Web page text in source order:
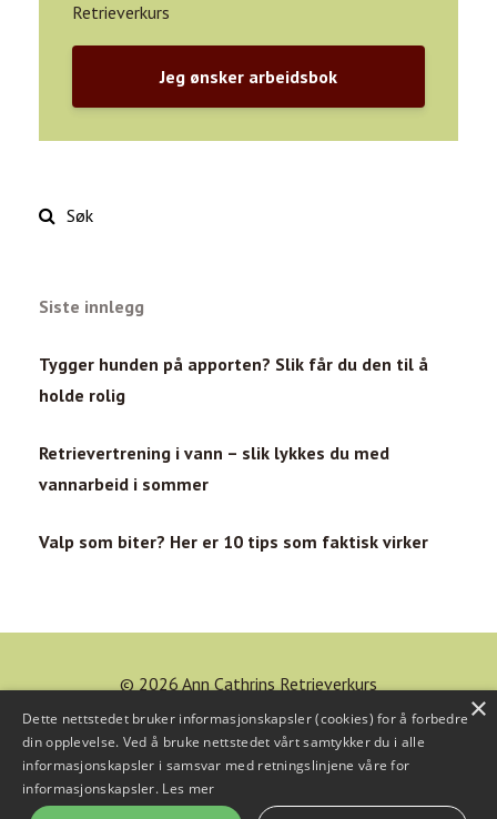
Retrieverkurs
Jeg ønsker arbeidsbok
Siste innlegg
Tygger hunden på apporten? Slik får du den til å
holde rolig
Retrievertrening i vann – slik lykkes du med
vannarbeid i sommer
Valp som biter? Her er 10 tips som faktisk virker
© 2026 Ann Cathrins Retrieverkurs
Powered by Kajabi
Personvernerklæring
×
Dette nettstedet bruker informasjonskapsler (cookies) for å forbedre
din opplevelse. Ved å bruke nettstedet vårt samtykker du i alle
informasjonskapsler i samsvar med retningslinjene våre for
informasjonskapsler. Les mer